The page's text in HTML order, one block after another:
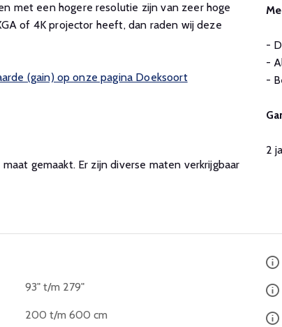
met een hogere resolutie zijn van zeer hoge
of 4K projector heeft, dan raden wij deze
(gain) op onze pagina Doeksoort
gemaakt. Er zijn diverse maten verkrijgbaar
-
-
-
2
93" t/m 279"
200 t/m 600 cm